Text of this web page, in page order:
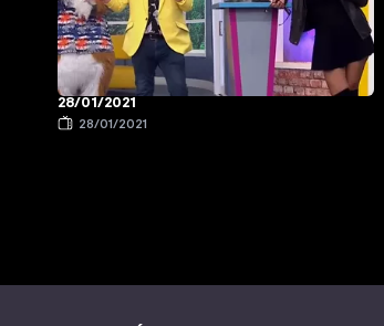
28/01/2021
28/01/2021